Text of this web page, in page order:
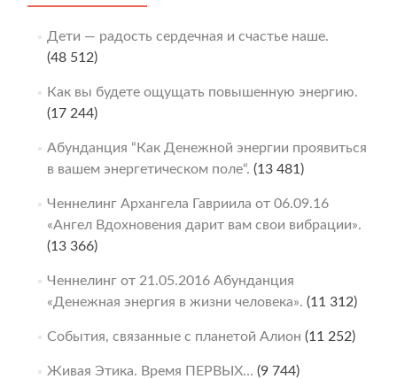
Дети — радость сердечная и счастье наше.
(48 512)
Как вы будете ощущать повышенную энергию.
(17 244)
Абунданция “Как Денежной энергии проявиться
в вашем энергетическом поле“. (13 481)
Ченнелинг Архангела Гавриила от 06.09.16
«Ангел Вдохновения дарит вам свои вибрации».
(13 366)
Ченнелинг от 21.05.2016 Абунданция
«Денежная энергия в жизни человека». (11 312)
События, связанные с планетой Алион (11 252)
Живая Этика. Время ПЕРВЫХ… (9 744)